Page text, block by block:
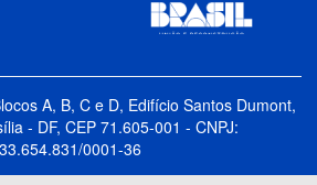
A, B, C e D, Edifício Santos Dumont,
- DF, CEP 71.605-001 - CNPJ:
33.654.831/0001-36